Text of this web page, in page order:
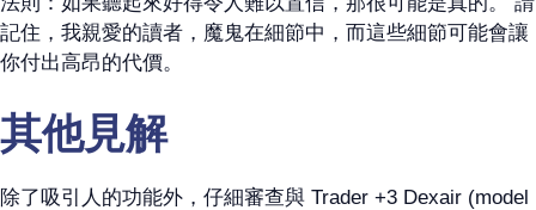
記住，我親愛的讀者，魔鬼在細節中，而這些細節可能會讓
你付出高昂的代價。
其他見解
除了吸引人的功能外，仔細審查與 Trader +3 Dexair (model